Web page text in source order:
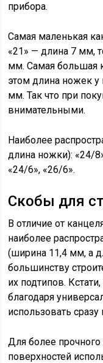
прибора.
Самая маленькая
«21» — длина 7 мм,
мм. Самая большая
этом длина ножек
мм. Так что при
внимательными.
Наиболее
длина ножки): «24/
«24/6», «26/6».
Скобы для
В отличие от
наиболее
(ширина 11,4 мм, а
большинству
их подтипов.
благодаря
использовать
Для более
поверхностей